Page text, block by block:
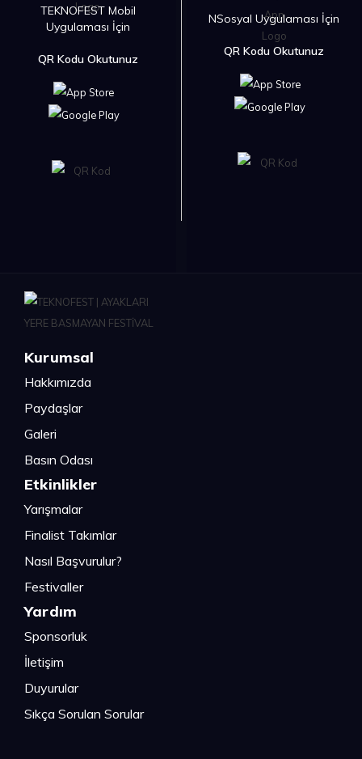
TEKNOFEST Mobil
Uygulaması İçin
QR Kodu Okutunuz
NSosyal Uygulaması İçin
QR Kodu Okutunuz
Kurumsal
Hakkımızda
Paydaşlar
Galeri
Basın Odası
Etkinlikler
Yarışmalar
Finalist Takımlar
Nasıl Başvurulur?
Festivaller
Yardım
Sponsorluk
İletişim
Duyurular
Sıkça Sorulan Sorular